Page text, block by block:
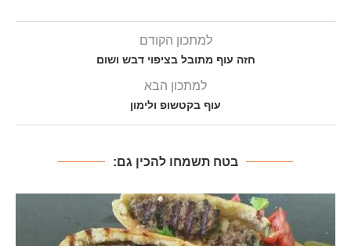
למתכון הקודם
חזה עוף מתובל בציפוי דבש ושום
למתכון הבא
עוף בקטשופ ולימון
בטח תשמחו להכין גם: